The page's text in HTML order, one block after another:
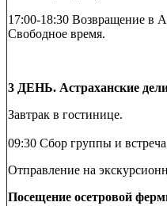
17:00-18:30 Возвращение в
Свободное время.
3 ДЕНЬ. Астраханские
Завтрак в гостинице.
09:30 Сбор группы и
Отправление на
Посещение осетровой